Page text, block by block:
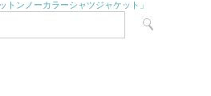
トンノーカラーシャツジャケット」